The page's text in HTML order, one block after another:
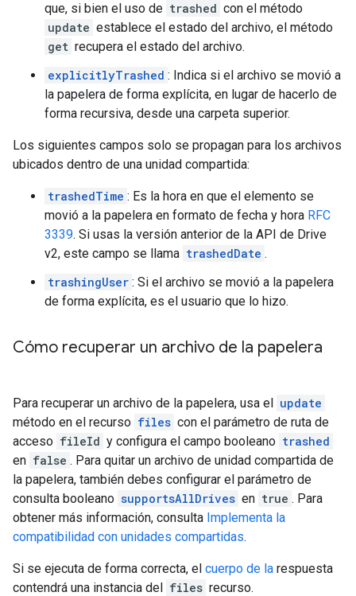
que, si bien el uso de trashed con el método
update establece el estado del archivo, el método
get recupera el estado del archivo.
explicitlyTrashed : Indica si el archivo se movió a
la papelera de forma explícita, en lugar de hacerlo de
forma recursiva, desde una carpeta superior.
Los siguientes campos solo se propagan para los archivos
ubicados dentro de una unidad compartida:
trashedTime : Es la hora en que el elemento se
movió a la papelera en formato de fecha y hora RFC
3339. Si usas la versión anterior de la API de Drive
v2, este campo se llama trashedDate .
trashingUser : Si el archivo se movió a la papelera
de forma explícita, es el usuario que lo hizo.
Cómo recuperar un archivo de la papelera
Para recuperar un archivo de la papelera, usa el update
método en el recurso files con el parámetro de ruta de
acceso fileId y configura el campo booleano trashed
en false . Para quitar un archivo de unidad compartida de
la papelera, también debes configurar el parámetro de
consulta booleano supportsAllDrives en true . Para
obtener más información, consulta Implementa la
compatibilidad con unidades compartidas.
Si se ejecuta de forma correcta, el cuerpo de la respuesta
contendrá una instancia del files recurso.